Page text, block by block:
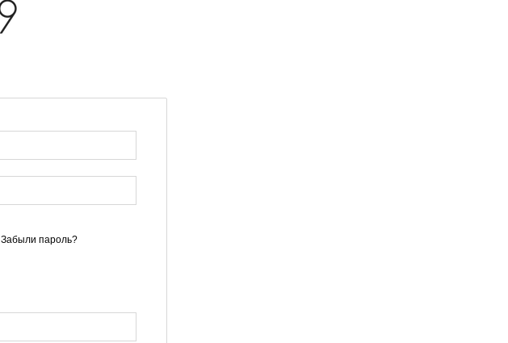
Забыли пароль?